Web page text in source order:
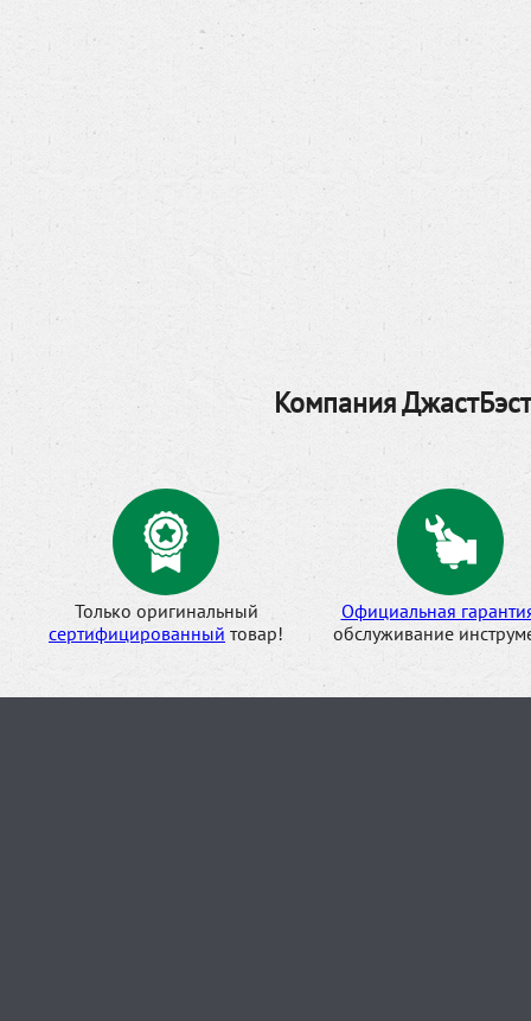
Компания
Только оригинальный
сертифицированный товар!
Официальная
обслуживание